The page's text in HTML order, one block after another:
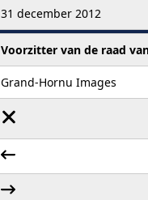
31 december 2012
Voorzitter van de raad
Grand-Hornu Images